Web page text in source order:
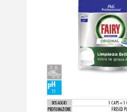
11
DOSAGGIO
1 CAPS = 1
PROFUMAZIONE
FRESCO